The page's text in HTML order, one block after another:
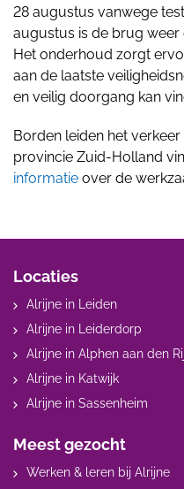
28 augustus vanwege
augustus is de brug weer
Het onderhoud zorgt
aan de laatste
en veilig doorgang kan
Borden leiden het
provincie Zuid-Holland
informatie over de
Locaties
Alrijne in Leiden
Alrijne in Leiderdorp
Alrijne in Alphen aan den
Alrijne in Katwijk
Alrijne in Sassenheim
Meest gezocht
Werken & leren bij Alrijne